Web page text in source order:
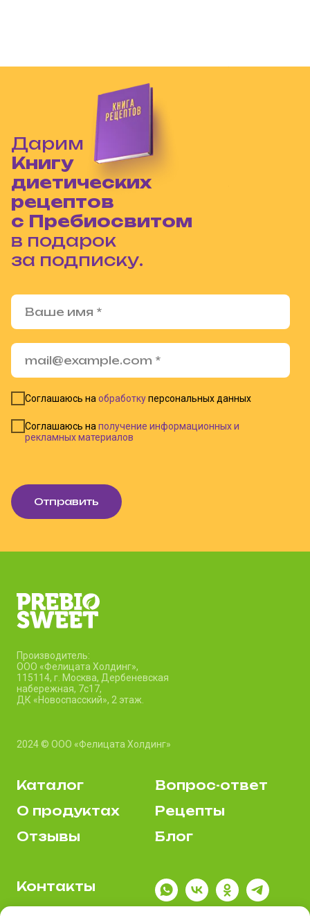
Соглашаюсь на обработкуперсональных данных
Соглашаюсь на получение информационных и
рекламных материалов
Отправить
Дарим
Книгу
диетических
рецептов
с Пребиосвитом
в подарок
за подписку.
Производитель:
ООО «Фелицата Холдинг»,
115114, г. Москва, Дербеневская
набережная, 7c17,
ДК «Новоспасский», 2 этаж.
2024 © ООО «Фелицата Холдинг»
Каталог
О продуктах
Отзывы
Вопрос-ответ
Рецепты
Блог
Контакты